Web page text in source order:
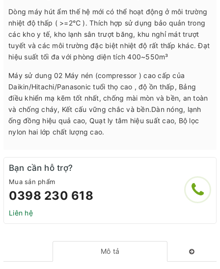
Dòng máy hút ẩm thế hệ mới có thể hoạt động ở môi trường
nhiệt độ thấp ( >=2℃ ). Thích hợp sử dụng bảo quản trong
các kho y tế, kho lạnh sân trượt băng, khu nghỉ mát trượt
tuyết và các môi trường đặc biệt nhiệt độ rất thấp khác. Đạt
hiệu suất tối đa với phòng diện tích 400~550m³
Máy sử dung 02 Máy nén (compressor ) cao cấp của
Daikin/Hitachi/Panasonic tuổi thọ cao , độ ồn thấp, Bảng
điều khiển mạ kẽm tốt nhất, chống mài mòn và bền, an toàn
và chống cháy, Kết cấu vững chắc và bền.Dàn nóng, lạnh
ống đồng hiệu quả cao, Quạt ly tâm hiệu suất cao, Bộ lọc
nylon hai lớp chất lượng cao.
Bạn cần hỗ trợ?
Mua sản phẩm
0398 230 618
Liên hệ
Mô tả